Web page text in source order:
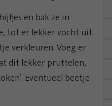
en bak ze in
tot er lekker vocht uit
verkleuren. Voeg er
dit lekker pruttelen,
Eventueel beetje